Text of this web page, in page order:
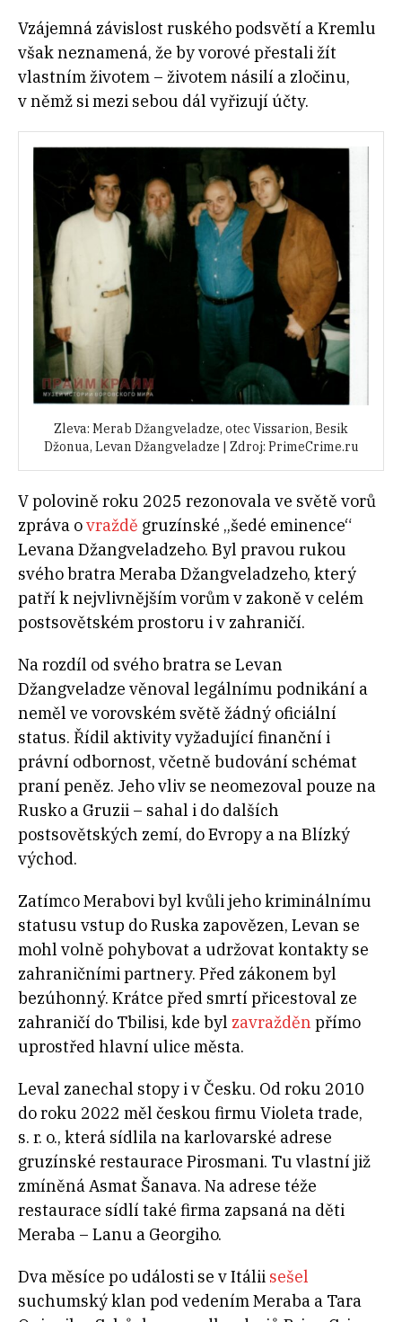
Vzájemná závislost ruského podsvětí a Kremlu
však neznamená, že by vorové přestali žít
vlastním životem – životem násilí a zločinu,
v němž si mezi sebou dál vyřizují účty.
Zleva: Merab Džangveladze, otec Vissarion, Besik
Džonua, Levan Džangveladze | Zdroj: PrimeCrime.ru
V polovině roku 2025 rezonovala ve světě vorů
zpráva ovraždě gruzínské „šedé eminence“
Levana Džangveladzeho. Byl pravou rukou
svého bratra Meraba Džangveladzeho, který
patří k nejvlivnějším vorům v zakoně v celém
postsovětském prostoru i v zahraničí.
Na rozdíl od svého bratra se Levan
Džangveladze věnoval legálnímu podnikání a
neměl ve vorovském světě žádný oficiální
status. Řídil aktivity vyžadující finanční i
právní odbornost, včetně budování schémat
praní peněz. Jeho vliv se neomezoval pouze na
Rusko a Gruzii – sahal i do dalších
postsovětských zemí, do Evropy a na Blízký
východ.
Zatímco Merabovi byl kvůli jeho kriminálnímu
statusu vstup do Ruska zapovězen, Levan se
mohl volně pohybovat a udržovat kontakty se
zahraničními partnery. Před zákonem byl
bezúhonný. Krátce před smrtí přicestoval ze
zahraničí do Tbilisi, kde byl zavražděn přímo
uprostřed hlavní ulice města.
Leval zanechal stopy i v Česku. Od roku 2010
do roku 2022 měl českou firmu Violeta trade,
s. r. o., která sídlila na karlovarské adrese
gruzínské restaurace Pirosmani. Tu vlastní již
zmíněná Asmat Šanava. Na adrese téže
restaurace sídlí také firma zapsaná na děti
Meraba – Lanu a Georgiho.
Dva měsíce po události se v Itálii sešel
suchumský klan pod vedením Meraba a Tara